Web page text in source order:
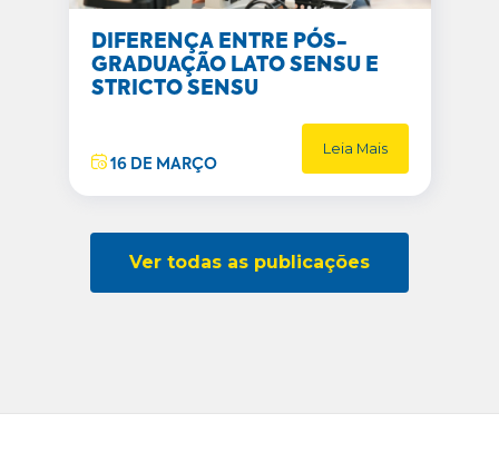
DIFERENÇA ENTRE PÓS-
GRADUAÇÃO LATO SENSU E
STRICTO SENSU
16 DE MARÇO
Leia Mais
Ver todas as publicações